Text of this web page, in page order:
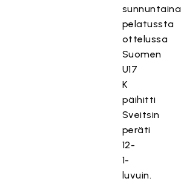
sunnuntaina
pelatussta
ottelussa
Suomen
U17
K
päihitti
Sveitsin
peräti
12-
1-
luvuin.